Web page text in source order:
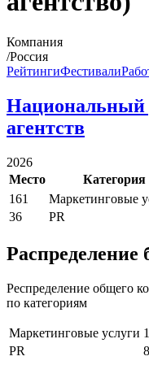
Компания
/Россия
РейтингиФестивали
Национальный
агентств
2026
Место
Категория
161
Маркетинговые
36
PR
Распределение
Респределение общего
по категориям
Маркетинговые услуги
PR